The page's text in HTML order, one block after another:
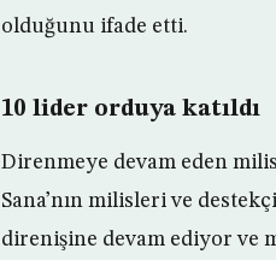
olduğunu ifade etti.
10 lider orduya katıldı
Direnmeye devam eden
Sana’nın milisleri ve
direnişine devam ediyor ve